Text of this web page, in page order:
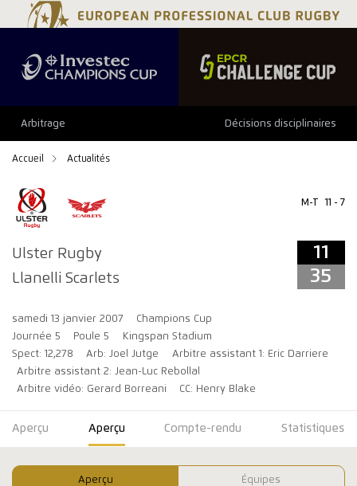
Arbitrage Décisions disciplinaires
Accueil Actualités
Ulster Rugby
Llanelli Scarlets
M-T 11 - 7
11
35
samedi 13 janvier 2007
Champions Cup
Journée 5
Poule 5
Kingspan Stadium
Spect: 12,278
Arb: Joel Jutge
Arbitre assistant 1: Eric Darriere
Arbitre assistant 2: Jean-Luc Rebollal
Arbitre vidéo: Gerard Borreani
CC: Henry Blake
11 35
Aperçu Aperçu Compte-rendu Statistiques
Aperçu Équipes